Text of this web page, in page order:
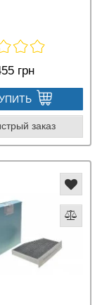
грн
заказ